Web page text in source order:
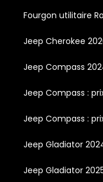
Fourgon utilitaire
Jeep Cherokee
Jeep Compass
Jeep Compass :
Jeep Compass :
Jeep Gladiator
Jeep Gladiator